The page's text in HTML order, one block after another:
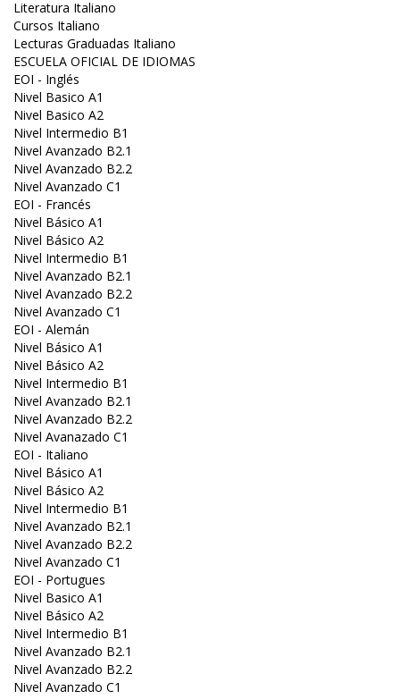
Literatura Italiano
Cursos Italiano
Lecturas Graduadas Italiano
ESCUELA OFICIAL DE IDIOMAS
EOI - Inglés
Nivel Basico A1
Nivel Basico A2
Nivel Intermedio B1
Nivel Avanzado B2.1
Nivel Avanzado B2.2
Nivel Avanzado C1
EOI - Francés
Nivel Básico A1
Nivel Básico A2
Nivel Intermedio B1
Nivel Avanzado B2.1
Nivel Avanzado B2.2
Nivel Avanzado C1
EOI - Alemán
Nivel Básico A1
Nivel Básico A2
Nivel Intermedio B1
Nivel Avanzado B2.1
Nivel Avanzado B2.2
Nivel Avanazado C1
EOI - Italiano
Nivel Básico A1
Nivel Básico A2
Nivel Intermedio B1
Nivel Avanzado B2.1
Nivel Avanzado B2.2
Nivel Avanzado C1
EOI - Portugues
Nivel Basico A1
Nivel Básico A2
Nivel Intermedio B1
Nivel Avanzado B2.1
Nivel Avanzado B2.2
Nivel Avanzado C1